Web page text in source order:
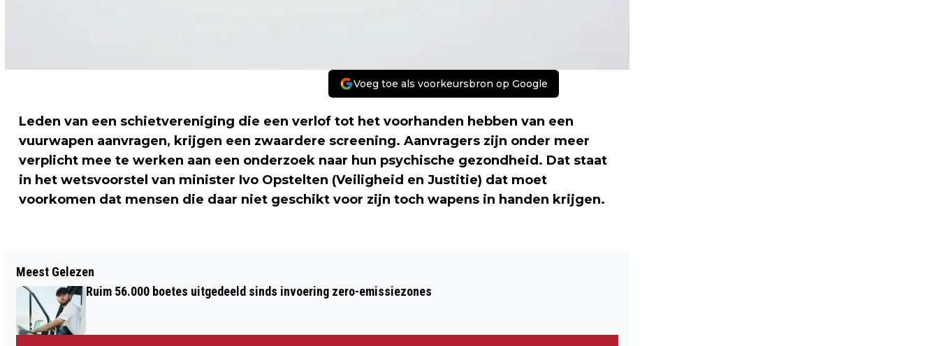
Voeg toe als voorkeursbron op Google
Leden van een schietvereniging die een verlof tot het voorhanden hebben van een
vuurwapen aanvragen, krijgen een zwaardere screening. Aanvragers zijn onder meer
verplicht mee te werken aan een onderzoek naar hun psychische gezondheid. Dat staat
in het wetsvoorstel van minister Ivo Opstelten (Veiligheid en Justitie) dat moet
voorkomen dat mensen die daar niet geschikt voor zijn toch wapens in handen krijgen.
RELLEN IN HONGKONG BIJ OPBREKEN
KAMP BETOGERS
WORDEN ZWAARDER GESCREEND
Meest Gelezen
Ruim 56.000 boetes uitgedeeld sinds invoering zero-emissiezones